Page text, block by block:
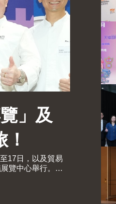
」及
17日，以及貿易
覽中心舉行。茶
香港貿發局及十
8月13至15日舉